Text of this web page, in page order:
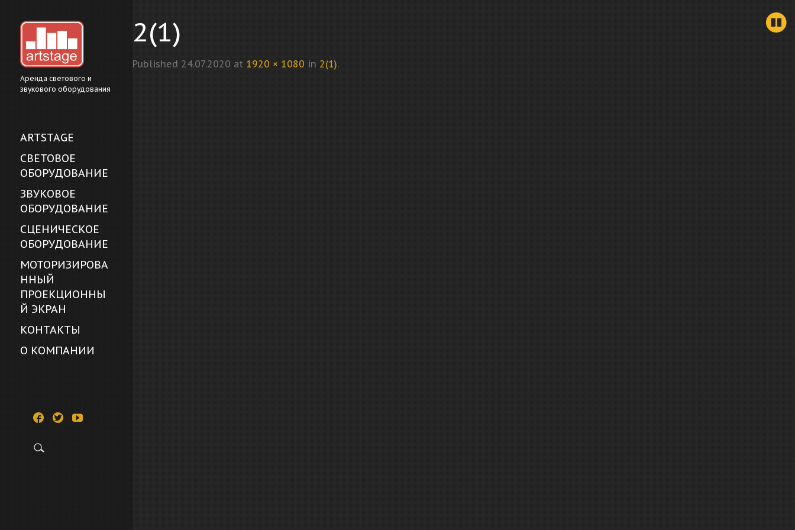
Аренда светового и
звукового оборудования
ARTSTAGE
СВЕТОВОЕ
ОБОРУДОВАНИЕ
ЗВУКОВОЕ
ОБОРУДОВАНИЕ
СЦЕНИЧЕСКОЕ
ОБОРУДОВАНИЕ
МОТОРИЗИРОВА
ННЫЙ
ПРОЕКЦИОННЫ
Й ЭКРАН
КОНТАКТЫ
О КОМПАНИИ
2(1)
Published 24.07.2020 at 1920 × 1080 in 2(1).